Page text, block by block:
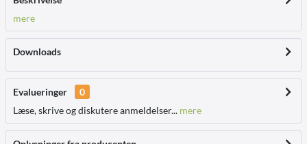
mere
Downloads
Evalueringer
0
Læse, skrive og diskutere anmeldelser... mere